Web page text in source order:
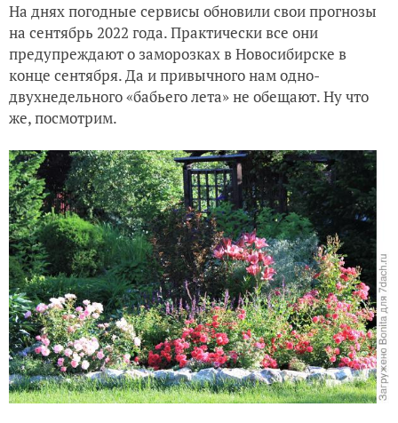
Добро пожаловать в мой июньский сад
Июнь - время пионов
Любимые нарциссы в моем саду (разрезно-корончатые,
На днях погодные сервисы обновили свои прогнозы
на сентябрь 2022 года. Практически все они
предупреждают о заморозках в Новосибирске в
конце сентября. Да и привычного нам одно-
двухнедельного «бабьего лета» не обещают. Ну что
же, посмотрим.